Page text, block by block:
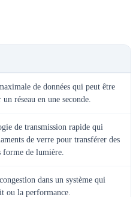
de données qui peut être
un réseau en une seconde.
de transmission rapide qui
de verre pour transférer des
forme de lumière.
dans un système qui
ou la performance.